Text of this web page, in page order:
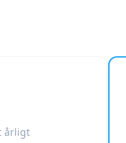
årligt